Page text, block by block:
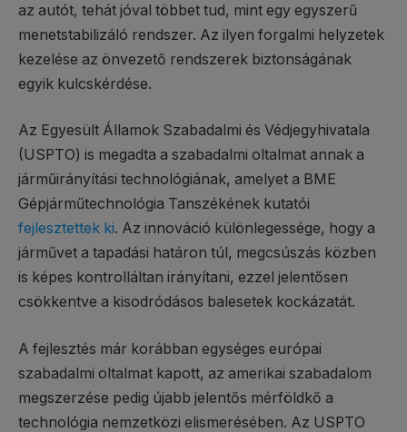
az autót, tehát jóval többet tud, mint egy egyszerű
menetstabilizáló rendszer. Az ilyen forgalmi helyzetek
kezelése az önvezető rendszerek biztonságának
egyik kulcskérdése.
Az Egyesült Államok Szabadalmi és Védjegyhivatala
(USPTO) is megadta a szabadalmi oltalmat annak a
járműirányítási technológiának, amelyet a BME
Gépjárműtechnológia Tanszékének kutatói
fejlesztettek ki. Az innováció különlegessége, hogy a
járművet a tapadási határon túl, megcsúszás közben
is képes kontrolláltan irányítani, ezzel jelentősen
csökkentve a kisodródásos balesetek kockázatát.
A fejlesztés már korábban egységes európai
szabadalmi oltalmat kapott, az amerikai szabadalom
megszerzése pedig újabb jelentős mérföldkő a
technológia nemzetközi elismerésében. Az USPTO